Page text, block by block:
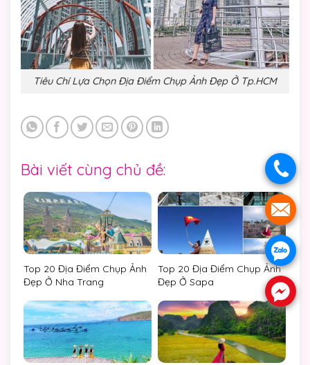
Tiêu Chí Lựa Chọn Địa Điểm Chụp Ảnh Đẹp Ở Tp.HCM
Bài viết cùng chủ đề:
Top 20 Địa Điểm Chụp Ảnh
Đẹp Ở Nha Trang
Top 20 Địa Điểm Chụp Ảnh
Đẹp Ở Sapa
.
.
.
.